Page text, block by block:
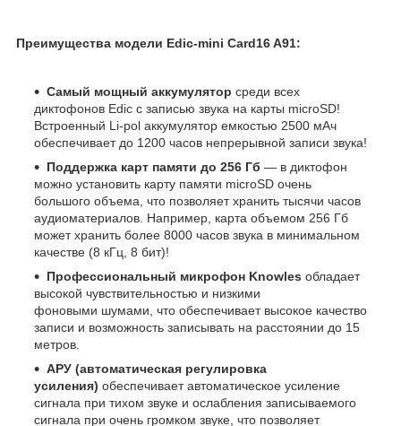
Преимущества модели Edic-mini Card16 A91:
Самый мощный аккумулятор среди всех
диктофонов Edic с записью звука на карты microSD!
Встроенный Li-pol аккумулятор емкостью 2500 мАч
обеспечивает до 1200 часов непрерывной записи звука!
Поддержка карт памяти до 256 Гб — в диктофон
можно установить карту памяти microSD очень
большого объема, что позволяет хранить тысячи часов
аудиоматериалов. Например, карта объемом 256 Гб
может хранить более 8000 часов звука в минимальном
качестве (8 кГц, 8 бит)!
Профессиональный микрофон Knowles обладает
высокой чувствительностью и низкими
фоновыми шумами, что обеспечивает высокое качество
записи и возможность записывать на расстоянии до 15
метров.
АРУ (автоматическая регулировка
усиления) обеспечивает автоматическое усиление
сигнала при тихом звуке и ослабления записываемого
сигнала при очень громком звуке, что позволяет